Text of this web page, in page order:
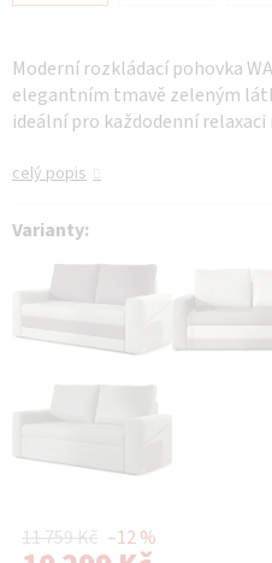
Moderní rozkládací pohovka
elegantním tmavě zeleným
ideální pro každodenní
celý popis
11 759 Kč –12 %
Varianty: